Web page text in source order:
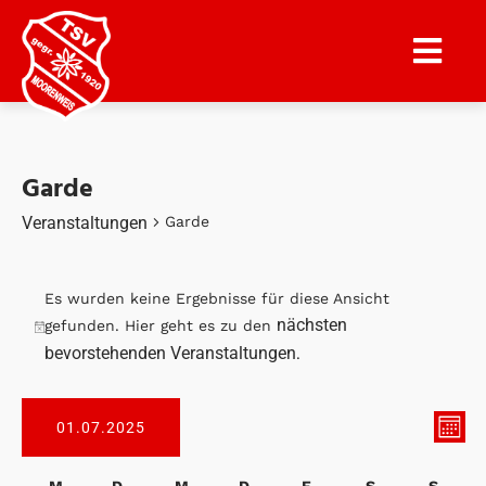
Garde
Veranstaltungen Garde
Hinweis
Es wurden keine Ergebnisse für diese Ansicht
gefunden. Hier geht es zu den nächsten
bevorstehenden Veranstaltungen.
01.07.2025
Datum